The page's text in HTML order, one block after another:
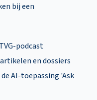
bij een
podcast
en dossiers
AI-toepassing 'Ask